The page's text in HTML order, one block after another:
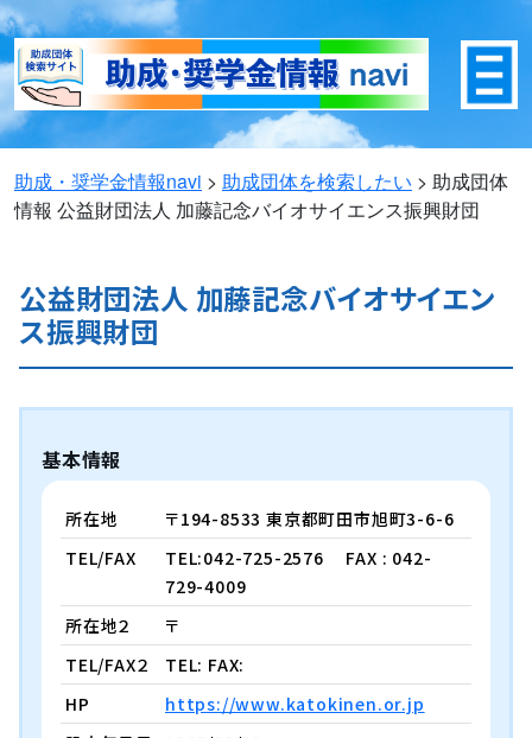
助成・奨学金情報navi > 助成団体を検索したい > 助成団体
情報 公益財団法人 加藤記念バイオサイエンス振興財団
公益財団法人 加藤記念バイオサイエン
ス振興財団
基本情報
所在地
〒194-8533 東京都町田市旭町3-6-6
TEL/FAX
TEL:042-725-2576
FAX : 042-
729-4009
所在地２
〒
TEL/FAX２
TEL: FAX:
HP
https://www.katokinen.or.jp